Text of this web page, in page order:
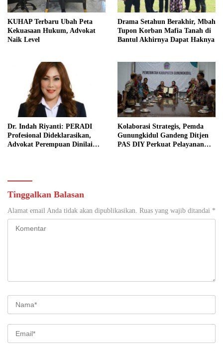
KUHAP Terbaru Ubah Peta
Kekuasaan Hukum, Advokat
Naik Level
Drama Setahun Berakhir, Mbah
Tupon Korban Mafia Tanah di
Bantul Akhirnya Dapat Haknya
Dr. Indah Riyanti: PERADI
Profesional Dideklarasikan,
Advokat Perempuan Dinilai
Kolaborasi Strategis, Pemda
Gunungkidul Gandeng Ditjen
PAS DIY Perkuat Pelayanan
Tinggalkan Balasan
Alamat email Anda tidak akan dipublikasikan. Ruas yang wajib ditandai *